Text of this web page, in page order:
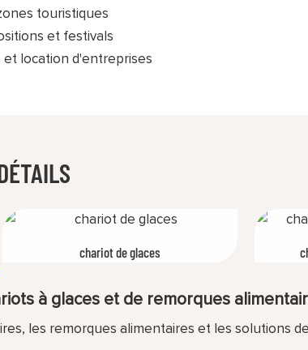
touristiques
et festivals
et location d'entreprises
chariot de glaces
à glaces et de remorques
les remorques alimentaires et les solutions